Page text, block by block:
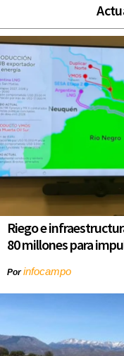
Riego e
80 millones para
Porinfocampo